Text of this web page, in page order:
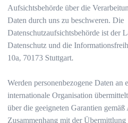
Aufsichtsbehörde über die
Daten durch uns zu beschweren. Die
Datenschutzaufsichtsbehörde ist der
Datenschutz und die
10a, 70173 Stuttgart.
Werden personenbezogene Daten an
internationale Organisation
über die geeigneten Garantien
Zusammenhang mit der